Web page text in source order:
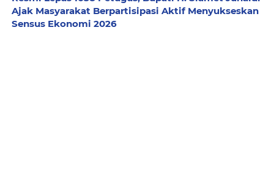
Ajak Masyarakat Berpartisipasi Aktif Menyukseskan
Sensus Ekonomi 2026